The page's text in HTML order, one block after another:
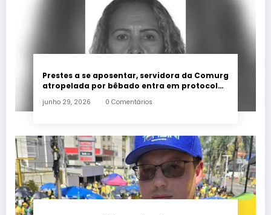
Prestes a se aposentar, servidora da Comurg
atropelada por bêbado entra em protocolo
junho 29, 2026 0 Comentários